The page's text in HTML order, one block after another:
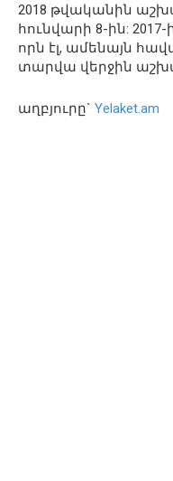
2018 թվականին
հունվարի 8-ին:
որն էլ, ամենայն
տարվա վերջին
աղբյուրը` Yelaket.am